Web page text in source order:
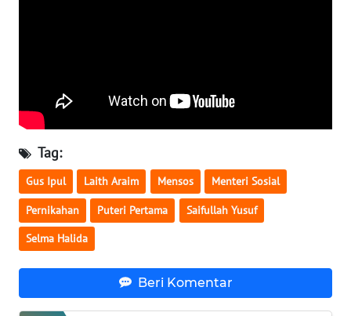
Tag:
Gus Ipul Laith Araim Mensos Menteri Sosial
Pernikahan Puteri Pertama Saifullah Yusuf
Selma Halida
Beri Komentar
SULTRA
WN
NTB
WN
SULTENG